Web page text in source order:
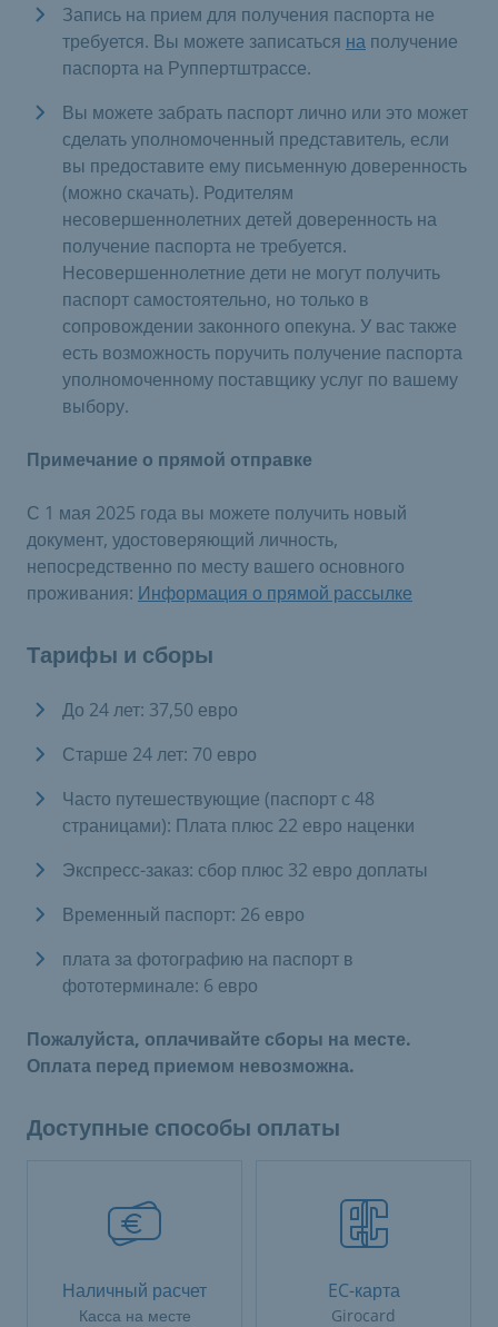
Запись на прием для получения паспорта не
требуется. Вы можете записаться на получение
паспорта на Руппертштрассе.
Вы можете забрать паспорт лично или это может
сделать уполномоченный представитель, если
вы предоставите ему письменную доверенность
(можно скачать). Родителям
несовершеннолетних детей доверенность на
получение паспорта не требуется.
Несовершеннолетние дети не могут получить
паспорт самостоятельно, но только в
сопровождении законного опекуна. У вас также
есть возможность поручить получение паспорта
уполномоченному поставщику услуг по вашему
выбору.
Примечание о прямой отправке
С 1 мая 2025 года вы можете получить новый
документ, удостоверяющий личность,
непосредственно по месту вашего основного
проживания: Информация о прямой рассылке
Тарифы и сборы
До 24 лет: 37,50 евро
Старше 24 лет: 70 евро
Часто путешествующие (паспорт с 48
страницами): Плата плюс 22 евро наценки
Экспресс-заказ: сбор плюс 32 евро доплаты
Временный паспорт: 26 евро
плата за фотографию на паспорт в
фототерминале: 6 евро
Пожалуйста, оплачивайте сборы на месте.
Оплата перед приемом невозможна.
Доступные способы оплаты
Наличный расчет
Касса на месте
EC-карта
Girocard